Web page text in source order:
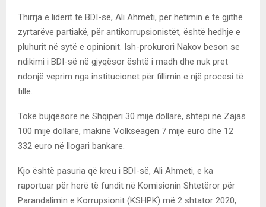
Thirrja e liderit të BDI-së, Ali Ahmeti, për hetimin e të gjithë
zyrtarëve partiakë, për antikorrupsionistët, është hedhje e
pluhurit në sytë e opinionit. Ish-prokurori Nakov beson se
ndikimi i BDI-së në gjyqësor është i madh dhe nuk pret
ndonjë veprim nga institucionet për fillimin e një procesi të
tillë.
Tokë bujqësore në Shqipëri 30 mijë dollarë, shtëpi në Zajas
100 mijë dollarë, makinë Volksëagen 7 mijë euro dhe 12
332 euro në llogari bankare.
Kjo është pasuria që kreu i BDI-së, Ali Ahmeti, e ka
raportuar për herë të fundit në Komisionin Shtetëror për
Parandalimin e Korrupsionit (KSHPK) më 2 shtator 2020,